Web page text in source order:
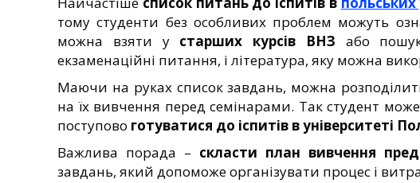
тому студенти без особливих проблем можуть
можна взяти у старших курсів ВНЗ або
екзаменаційні питання, і література, яку можна
Маючи на руках список завдань, можна
на їх вивчення перед семінарами. Так студент
поступово готуватися до іспитів в університеті
Важлива порада – скласти план вивчення
завдань, який допоможе організувати процес і